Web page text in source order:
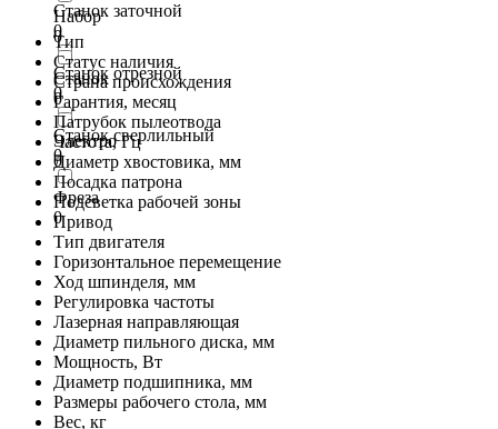
Станок заточной
0
Станок отрезной
0
Станок сверлильный
0
Фреза
0
Набор
0
Станок
0
Электро
0
Тип
Статус наличия
Страна происхождения
Гарантия, месяц
Патрубок пылеотвода
Частота, Гц
Диаметр хвостовика, мм
Посадка патрона
Подсветка рабочей зоны
Привод
Тип двигателя
Горизонтальное перемещение
Ход шпинделя, мм
Регулировка частоты
Лазерная направляющая
Диаметр пильного диска, мм
Мощность, Вт
Диаметр подшипника, мм
Размеры рабочего стола, мм
Вес, кг